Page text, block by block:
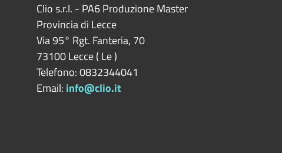
Clio s.r.l. - PA6 Produzione Master
Provincia di Lecce
Via 95° Rgt. Fanteria, 70
73100Lecce( Le)
Telefono: 0832344041
Email: info@clio.it